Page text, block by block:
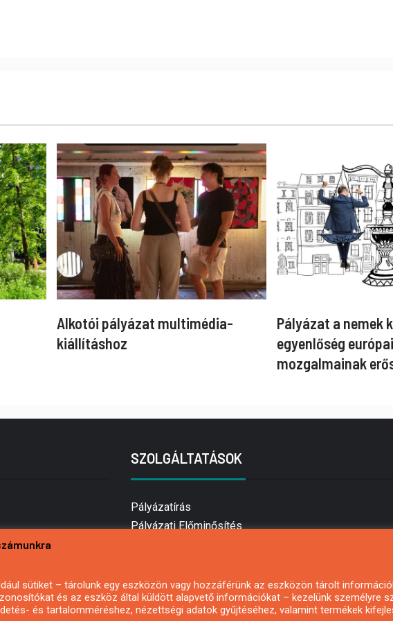
Alkotói pályázat multimédia-
kiállításhoz
Pályázat a nemek
egyenlőség európai
mozgalmainak
SZOLGÁLTATÁSOK
Pályázatírás
Pályázati Előminősítés
Mezőgazdasági pályázatírás
Pályázatírás magánszemélyeknek
sütiket – tárolunk egy eszközön vagy hozzáférünk az eszközön tárolt
és az eszköz által küldött alapvető információkat – kezelünk személyre
és tartalomméréshez, nézettségi adatok gyűjtéséhez, valamint termékek